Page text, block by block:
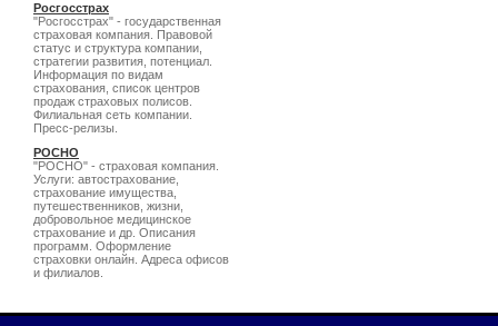
Росгосстрах
"Росгосстрах" - государственная
страховая компания. Правовой
статус и структура компании,
стратегии развития, потенциал.
Информация по видам
страхования, список центров
продаж страховых полисов.
Филиальная сеть компании.
Пресс-релизы.
РОСНО
"РОСНО" - страховая компания.
Услуги: автострахование,
страхование имущества,
путешественников, жизни,
добровольное медицинское
страхование и др. Описания
программ. Оформление
страховки онлайн. Адреса офисов
и филиалов.